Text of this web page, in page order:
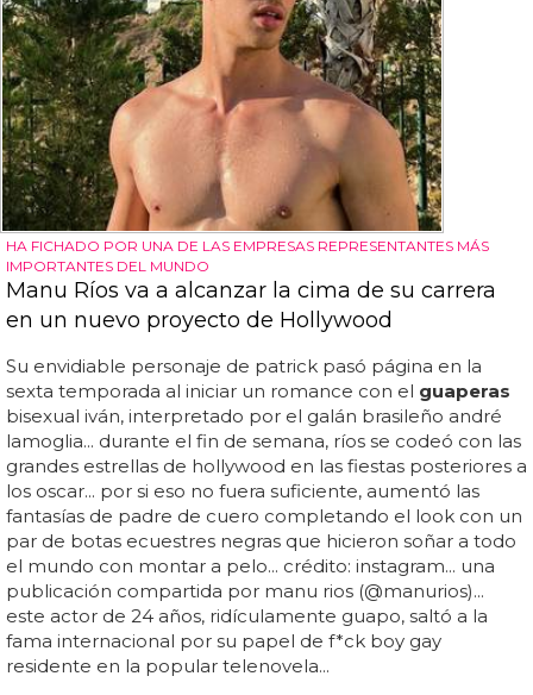
HA FICHADO POR UNA DE LAS EMPRESAS REPRESENTANTES MÁS
IMPORTANTES DEL MUNDO
Manu Ríos va a alcanzar la cima de su carrera
en un nuevo proyecto de Hollywood
Su envidiable personaje de patrick pasó página en la
sexta temporada al iniciar un romance con el guaperas
bisexual iván, interpretado por el galán brasileño andré
lamoglia... durante el fin de semana, ríos se codeó con las
grandes estrellas de hollywood en las fiestas posteriores a
los oscar... por si eso no fuera suficiente, aumentó las
fantasías de padre de cuero completando el look con un
par de botas ecuestres negras que hicieron soñar a todo
el mundo con montar a pelo... crédito: instagram... una
publicación compartida por manu rios (@manurios)...
este actor de 24 años, ridículamente guapo, saltó a la
fama internacional por su papel de f*ck boy gay
residente en la popular telenovela...